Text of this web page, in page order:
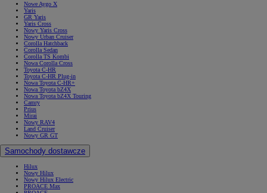
Nowe Aygo X
Yaris
GR Yaris
Yaris Cross
Nowy Yaris Cross
Nowy Urban Cruiser
Corolla Hatchback
Corolla Sedan
Corolla TS Kombi
Nowa Corolla Cross
Toyota C-HR
Toyota C-HR Plug-in
Nowa Toyota C-HR+
Nowa Toyota bZ4X
Nowa Toyota bZ4X Touring
Camry
Prius
Mirai
Nowy RAV4
Land Cruiser
Nowy GR GT
Samochody dostawcze
Hilux
Nowy Hilux
Nowy Hilux Electric
PROACE Max